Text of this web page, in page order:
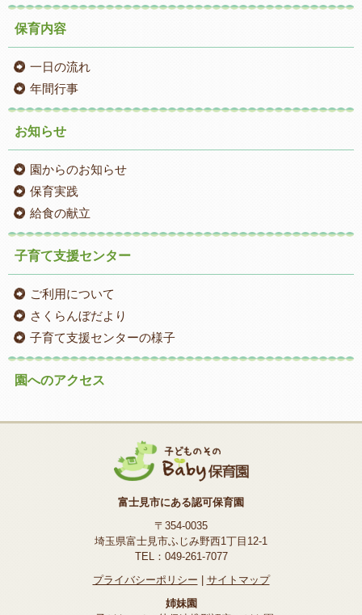
保育内容
一日の流れ
年間行事
お知らせ
園からのお知らせ
保育実践
給食の献立
子育て支援センター
ご利用について
さくらんぼだより
子育て支援センターの様子
園へのアクセス
富士見市にある認可保育園
〒354-0035
埼玉県富士見市ふじみ野西1丁目12-1
TEL：049-261-7077
プライバシーポリシー | サイトマップ
姉妹園